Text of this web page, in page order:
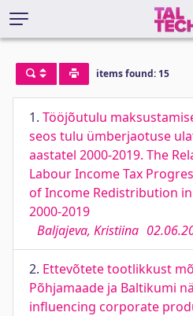
items found: 15
1. Tööjõutulu
seos tulu ümberjaotuse
aastatel 2000-2019. The
Labour Income Tax
of Income Redistribution
2000-2019
Baljajeva, Kristiina
2. Ettevõtete tootlikkust
Põhjamaade ja Baltikumi
influencing corporate